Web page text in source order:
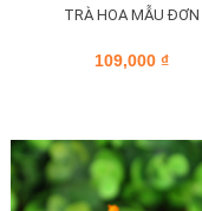
TRÀ HOA MẪU ĐƠN
109,000₫